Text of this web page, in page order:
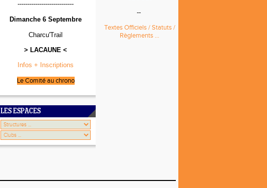
----------------------------
Dimanche 6 Septembre
Charcu'Trail
> LACAUNE <
Infos + Inscriptions
Le Comité au chrono
LES ESPACES
--
Textes Officiels / Statuts /
Règlements ...